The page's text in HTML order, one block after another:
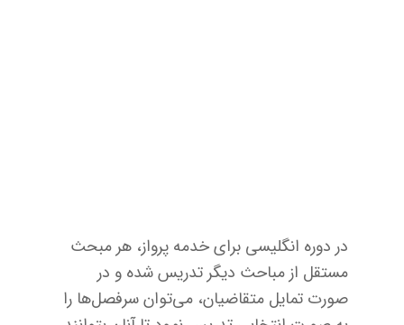
در دوره انگلیسی برای خدمه پرواز، هر مبحث
مستقل از مباحث دیگر تدریس شده و در
صورت تمایل متقاضیان، می‌توان سرفصل‌ها را